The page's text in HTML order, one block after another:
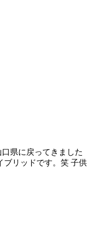
県に戻ってきました
ブリッドです。笑 子供